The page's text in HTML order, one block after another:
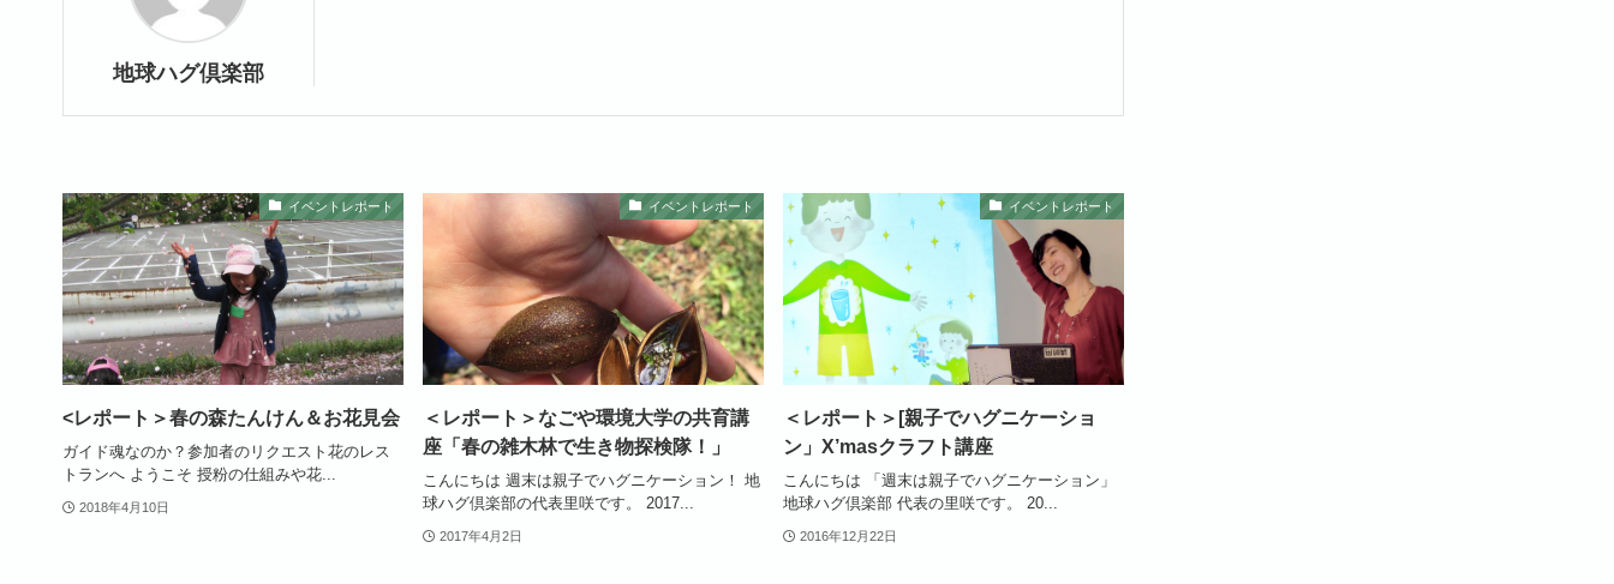
地球ハグ倶楽部
イベントレポート
<レポート＞春の森たんけん＆お花見会
ガイド魂なのか？参加者のリクエスト花のレス
トランへ ようこそ 授粉の仕組みや花...
2018年4月10日
イベントレポート
＜レポート＞なごや環境大学の共育講
座「春の雑木林で生き物探検隊！」
こんにちは 週末は親子でハグニケーション！ 地
球ハグ倶楽部の代表里咲です。 2017...
2017年4月2日
イベントレポート
＜レポート＞[親子でハグニケーショ
ン」X’masクラフト講座
こんにちは 「週末は親子でハグニケーション」
地球ハグ倶楽部 代表の里咲です。 20...
2016年12月22日